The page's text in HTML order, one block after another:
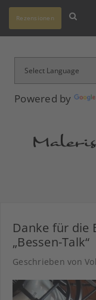
Powered by
Rezensionen
Danke für die
„Bessen-Talk“
Geschrieben von